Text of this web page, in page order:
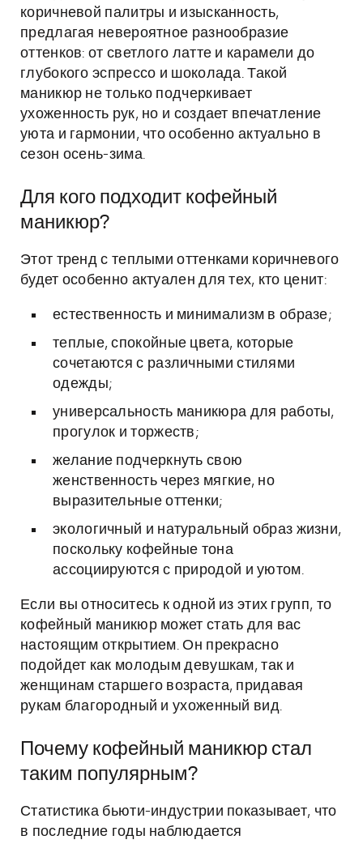
коричневой палитры и изысканность,
предлагая невероятное разнообразие
оттенков: от светлого латте и карамели до
глубокого эспрессо и шоколада. Такой
маникюр не только подчеркивает
ухоженность рук, но и создает впечатление
уюта и гармонии, что особенно актуально в
сезон осень-зима.
Для кого подходит кофейный
маникюр?
Этот тренд с теплыми оттенками коричневого
будет особенно актуален для тех, кто ценит:
естественность и минимализм в образе;
теплые, спокойные цвета, которые
сочетаются с различными стилями
одежды;
универсальность маникюра для работы,
прогулок и торжеств;
желание подчеркнуть свою
женственность через мягкие, но
выразительные оттенки;
экологичный и натуральный образ жизни,
поскольку кофейные тона
ассоциируются с природой и уютом.
Если вы относитесь к одной из этих групп, то
кофейный маникюр может стать для вас
настоящим открытием. Он прекрасно
подойдет как молодым девушкам, так и
женщинам старшего возраста, придавая
рукам благородный и ухоженный вид.
Почему кофейный маникюр стал
таким популярным?
Статистика бьюти-индустрии показывает, что
в последние годы наблюдается